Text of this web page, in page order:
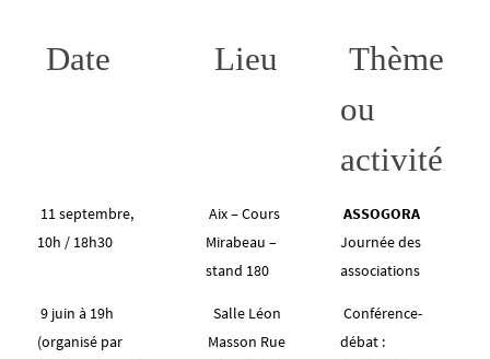
Date Lieu
Thème
ou
activité
11 septembre,
10h / 18h30
Aix – Cours
Mirabeau –
stand 180
ASSOGORA
Journée des
associations
9 juin à 19h
(organisé par
Salle Léon
Masson Rue
Conférence-
débat :